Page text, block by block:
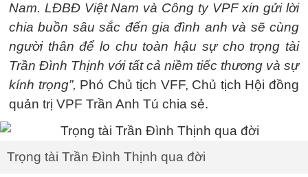
Nam. LĐBĐ Việt Nam và Công ty VPF xin gửi lời
chia buồn sâu sắc đến gia đình anh và sẽ cùng
người thân để lo chu toàn hậu sự cho trọng tài
Trần Đình Thịnh với tất cả niềm tiếc thương và sự
kính trọng”, Phó Chủ tịch VFF, Chủ tịch Hội đồng
quản trị VPF Trần Anh Tú chia sẻ.
Trọng tài Trần Đình Thịnh qua đời